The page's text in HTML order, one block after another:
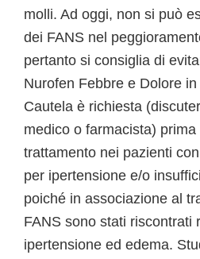
molli. Ad oggi, non si può
dei FANS nel
pertanto si consiglia di
Nurofen Febbre e Dolore
Cautela è richiesta
medico o farmacista) prima
trattamento nei pazienti
per ipertensione e/o
poiché in associazione al
FANS sono stati riscontrati
ipertensione ed edema.